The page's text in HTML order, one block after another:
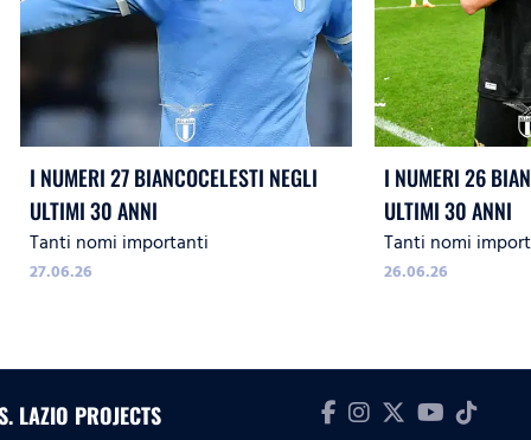
I NUMERI 27 BIANCOCELESTI NEGLI
ULTIMI 30 ANNI
Tanti nomi importanti
27.06.26
I NUMERI 26
ULTIMI 30 ANNI
Tanti nomi
26.06.26
LAZIO PROJECTS